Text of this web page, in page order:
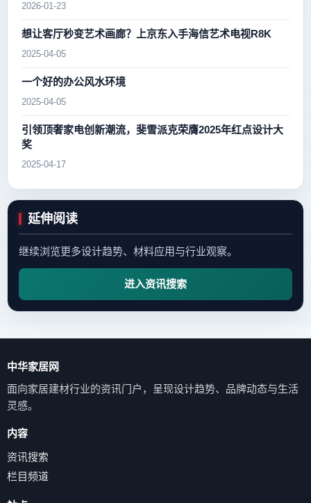
2026-01-23
想让客厅秒变艺术画廊？上京东入手海信艺术电视R8K
2025-04-05
一个好的办公风水环境
2025-04-05
引领顶奢家电创新潮流，斐雪派克荣膺2025年红点设计大
奖
2025-04-17
延伸阅读
继续浏览更多设计趋势、材料应用与行业观察。
进入资讯搜索
中华家居网
面向家居建材行业的资讯门户，呈现设计趋势、品牌动态与生活
灵感。
内容
资讯搜索
栏目频道